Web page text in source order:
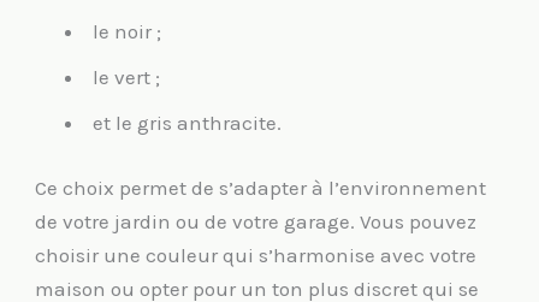
le noir ;
le vert ;
et le gris anthracite.
Ce choix permet de s’adapter à l’environnement
de votre jardin ou de votre garage. Vous pouvez
choisir une couleur qui s’harmonise avec votre
maison ou opter pour un ton plus discret qui se